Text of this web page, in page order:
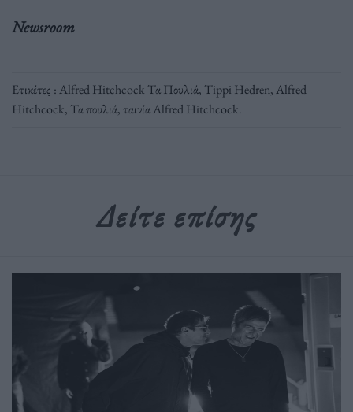
Newsroom
Ετικέτες :Alfred Hitchcock Τα Πουλιά, Tippi Hedren,Αlfred
Hitchcock, Τα πουλιά,ταινία Alfred Hitchcock.
Δείτε επίσης